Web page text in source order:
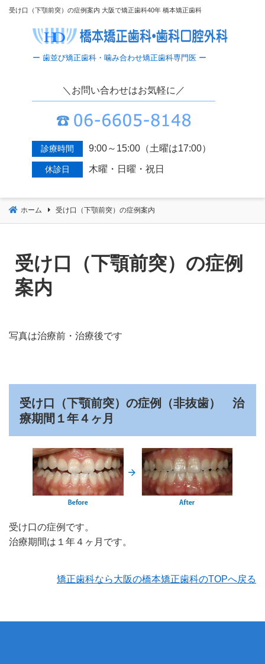
受け口（下顎前突）の症例案内 大阪で矯正歯科40年 橋本矯正歯科
＼お問い合わせはお気軽に／
診療時間 9:00～15:00（土曜は17:00）
休診日 木曜・日曜・祝日
ホーム 受け口（下顎前突）の症例案内
受け口（下顎前突）の症例
案内
写真は治療前・治療後です
受け口（下顎前突）の症例（非抜歯） 治
療期間１年４ヶ月
受け口の症例です。
治療期間は１年４ヶ月です。
矯正歯科なら大阪の橋本矯正歯科のTOPへ戻る